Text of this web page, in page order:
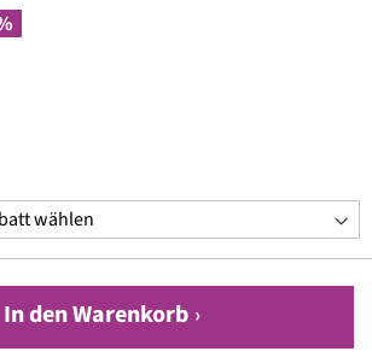
In den Warenkorb